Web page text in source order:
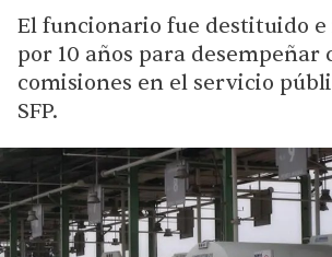
El funcionario fue destituido
por 10 años para desempeñar
comisiones en el servicio
SFP.